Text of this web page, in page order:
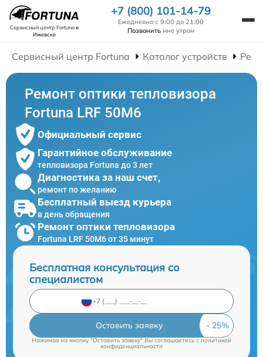
Сервисный центр Fortunaв
Ижевске
+7 (800) 101-14-79
Ежедневно с 9:00 до 21:00
Позвонить мне утром
Сервисный центр Fortuna Каталог устройств
Ремонт оптики тепловизора
Fortuna LRF 50M6
Официальный сервис
Гарантийное обслуживание
тепловизора Fortuna до 3 лет
Диагностика за наш счет,
ремонт по желанию
Бесплатный выезд курьера
в день обращения
Ремонт оптики тепловизора
Fortuna LRF 50M6 от 35 минут
Бесплатная консультация со
специалистом
Оставить заявку
Нажимая на кнопку "Оставить заявку" Вы соглашаетесь cполитикой
конфиденциальности